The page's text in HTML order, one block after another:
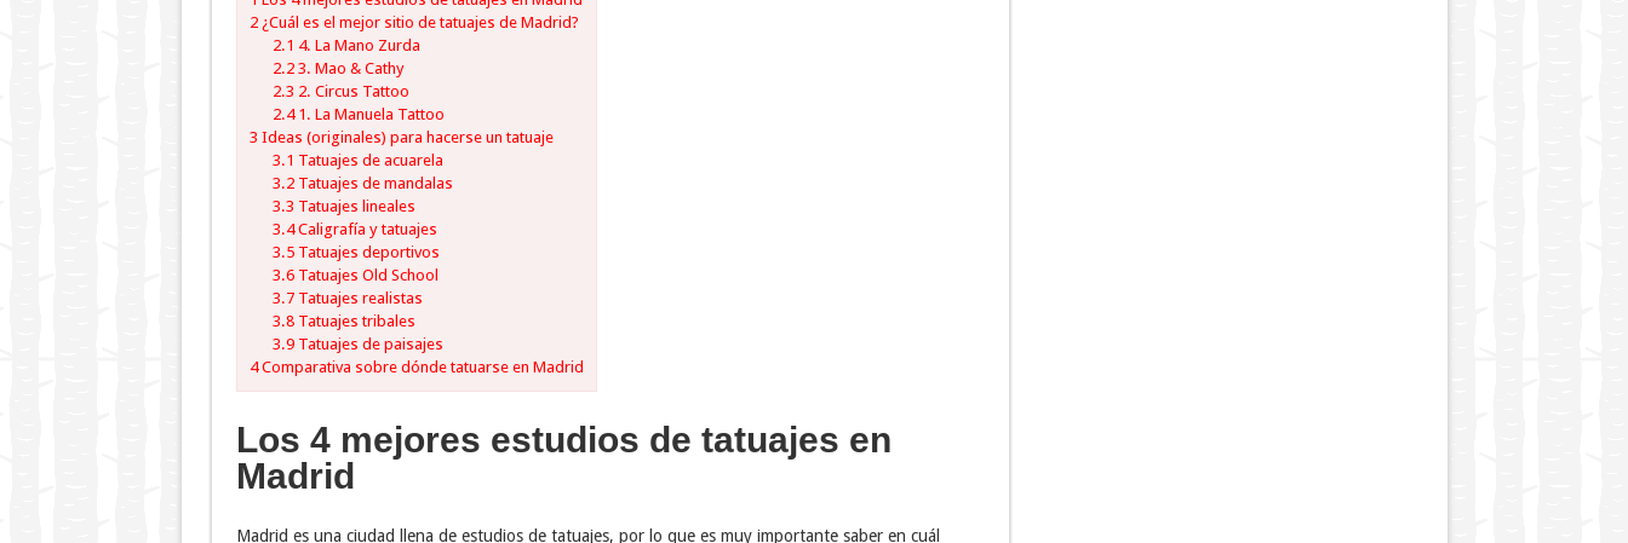
2¿Cuál es el mejor sitio de tatuajes de Madrid?
2.1 4. La Mano Zurda
2.2 3. Mao & Cathy
2.3 2. Circus Tattoo
2.41. La Manuela Tattoo
3 Ideas (originales) para hacerse un tatuaje
3.1 Tatuajes de acuarela
3.2 Tatuajes de mandalas
3.3 Tatuajes lineales
3.4Caligrafía y tatuajes
3.5 Tatuajes deportivos
3.6 Tatuajes Old School
3.7 Tatuajes realistas
3.8 Tatuajes tribales
3.9 Tatuajes de paisajes
4Comparativa sobre dónde tatuarse en Madrid
Los 4 mejores estudios de tatuajes en
Madrid
Madrid es una ciudad llena de estudios de tatuajes, por lo que es muy importante saber en cuál